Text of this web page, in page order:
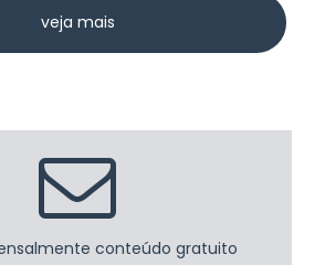
veja mais
conteúdo gratuito